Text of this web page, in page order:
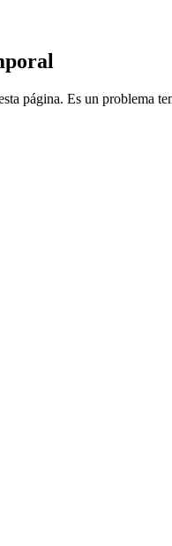
página. Es un problema